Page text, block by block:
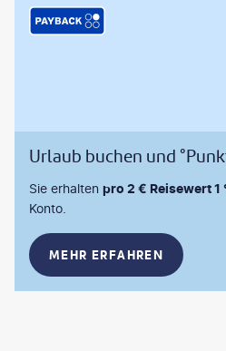
Urlaub buchen und
Sie erhalten pro 2 € Reisewert 1
Konto.
MEHR ERFAHREN